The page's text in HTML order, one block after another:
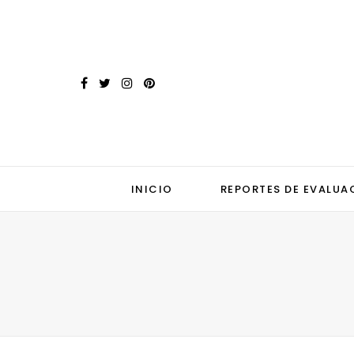
INICIO REPORTES DE